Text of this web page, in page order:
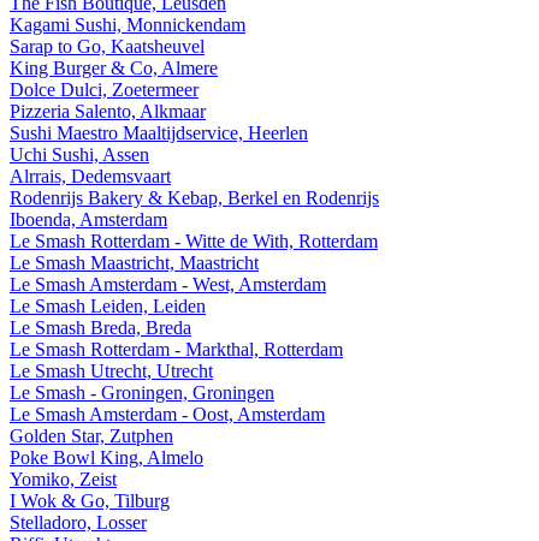
Kagami Sushi, Monnickendam
Sarap to Go, Kaatsheuvel
King Burger & Co, Almere
Dolce Dulci, Zoetermeer
Pizzeria Salento, Alkmaar
Sushi Maestro Maaltijdservice, Heerlen
Uchi Sushi, Assen
Alrrais, Dedemsvaart
Rodenrijs Bakery & Kebap, Berkel en Rodenrijs
Iboenda, Amsterdam
Le Smash Rotterdam - Witte de With, Rotterdam
Le Smash Maastricht, Maastricht
Le Smash Amsterdam - West, Amsterdam
Le Smash Leiden, Leiden
Le Smash Breda, Breda
Le Smash Rotterdam - Markthal, Rotterdam
Le Smash Utrecht, Utrecht
Le Smash - Groningen, Groningen
Le Smash Amsterdam - Oost, Amsterdam
Golden Star, Zutphen
Poke Bowl King, Almelo
Yomiko, Zeist
I Wok & Go, Tilburg
Stelladoro, Losser